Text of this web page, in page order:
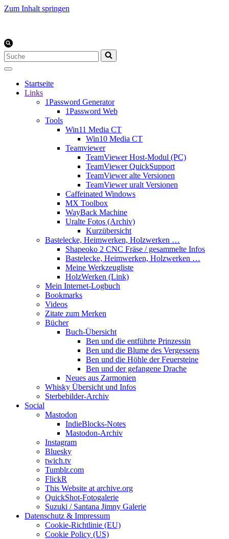
Zum Inhalt springen
Suchen
nach …
Startseite
Links
1Password Generator
1Password Web
Tools
Win11 Media CT
Win10 Media CT
Teamviewer
TeamViewer Host-Modul (PC)
TeamViewer QuickSupport
TeamViewer alte Versionen
TeamViewer uralt Versionen
Caffeinated Windows
MX Toolbox
WayBack Machine
Uralte Fotos (Archiv)
Kurzübersicht
Bastelecke, Heimwerken, Holzwerken …
Shapeoko 2 CNC Fräse / gesammelte Infos
Bastelecke, Heimwerken, Holzwerken …
Meine Werkzeugliste
HolzWerken (Link)
Mein Internet-Logbuch
Bookmarks
Videos
Zitate zum Merken
Bücher
Buch-Übersicht
Ben und die entführte Prinzessin
Ben und die Blume des Vergessens
Ben und die Höhle der Feuersteine
Ben und der gefangene Drache
Neues aus Zarmonien
Whisky Übersicht und Infos
Sterbebilder-Archiv
Social
Mastodon
IndieBlocks-Notes
Mastodon-Archiv
Instagram
Bluesky
twich.tv
Tumblr.com
FlickR
This Website at archive.org
QuickShot-Fotogalerie
Suzuki / Santana Jimny Galerie
Datenschutz & Impressum
Cookie-Richtlinie (EU)
Cookie Policy (US)